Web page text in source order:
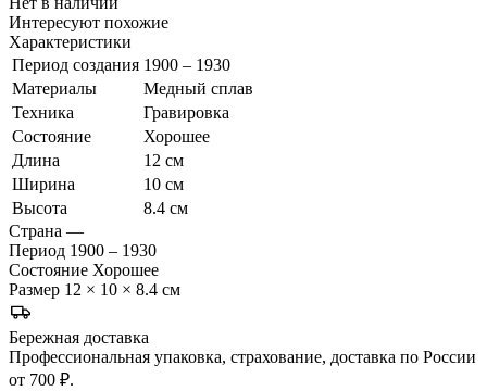
Интересуют похожие
Характеристики
Период создания 1900 – 1930
Материалы
Медный сплав
Техника
Гравировка
Состояние
Хорошее
Длина
12 см
Ширина
10 см
Высота
8.4 см
Страна —
Период 1900 – 1930
Состояние Хорошее
Размер 12 × 10 × 8.4 см
Бережная доставка
Профессиональная упаковка, страхование, доставка по России
от 700 ₽.